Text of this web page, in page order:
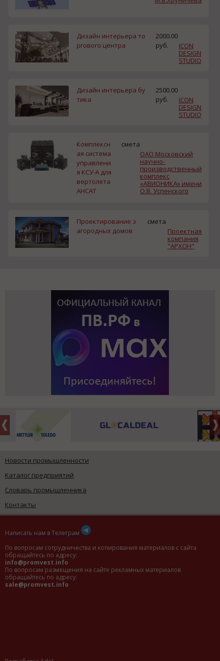
Дизайн интерьера то
ргового центра
2000.00
руб.
ICON
DESIGN
STUDIO
Дизайн интерьера бу
тика
2500.00
руб.
ICON
DESIGN
STUDIO
Комплексн
ая система
управлени
я КСУ-А для
вертолета
АНСАТ
смета
ОАО Московский
научно-
производственный
комплекс
«АВИОНИКА» имени
О.В. Успенского
Проектирование з
агородных домов
смета
Проектная
компания
"АРХОН"
Новости промышленности
Каталог предприятий
Словарь промышленника
Контакты
Написать нам в Телеграм
По вопросам сотрудничества и копирования материалов с сайта
обращайтесь по адресу:
info@promvest.info
По вопросам размещения на сайте рекламных материалов
обращайтесь по адресу:
sale@promvest.info